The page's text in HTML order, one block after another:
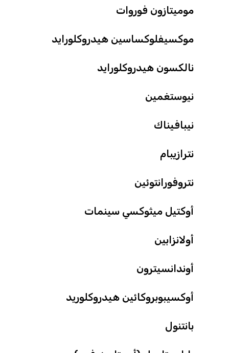
موميتازون فوروات
موكسيفلوكساسين هيدروكلورايد
نالكسون هيدروكلورايد
نيوستغمين
نيبافيناك
نترازيبام
نتروفورانتوئين
أوكتيل ميثوكسي سينمات
أولانزابين
أوندانسيترون
أوكسيبوبروكائين هيدروكلوريد
بانتنول